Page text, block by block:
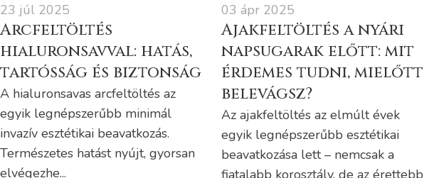
23 júl 2025
Arcfeltöltés
hialuronsavval: hatás,
tartósság és biztonság
A hialuronsavas arcfeltöltés az
egyik legnépszerűbb minimál
invazív esztétikai beavatkozás.
Természetes hatást nyújt, gyorsan
elvégezhe...
03 ápr 2025
Ajakfeltöltés a nyári
napsugarak előtt: mit
érdemes tudni, mielőtt
belevágsz?
Az ajakfeltöltés az elmúlt évek
egyik legnépszerűbb esztétikai
beavatkozása lett – nemcsak a
fiatalabb korosztály, de az érettebb